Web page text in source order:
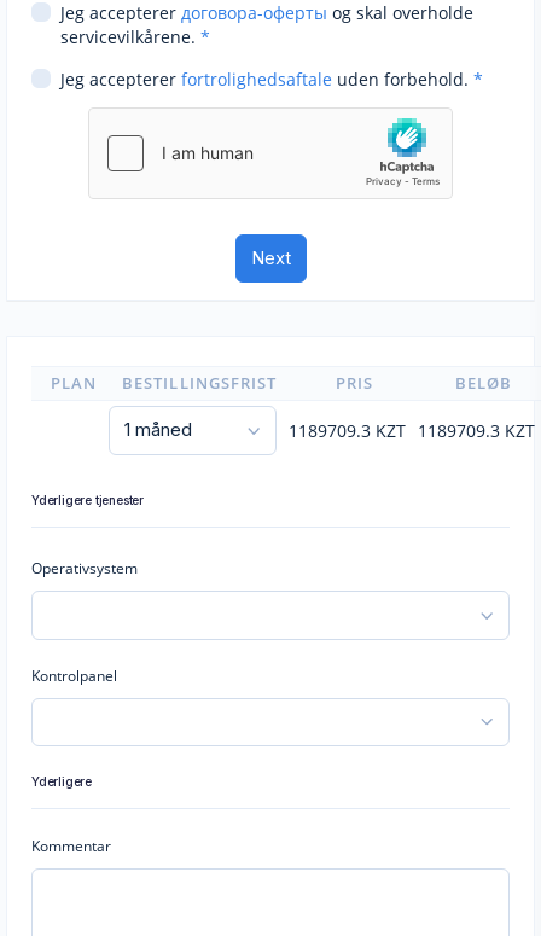
Jeg accepterer договора-оферты og skal overholde
servicevilkårene. *
Jeg accepterer fortrolighedsaftale uden forbehold. *
PLAN BESTILLINGSFRIST PRIS BELØB
1189709.3 KZT 1189709.3 KZT
Yderligere tjenester
Operativsystem
Kontrolpanel
Yderligere
Kommentar